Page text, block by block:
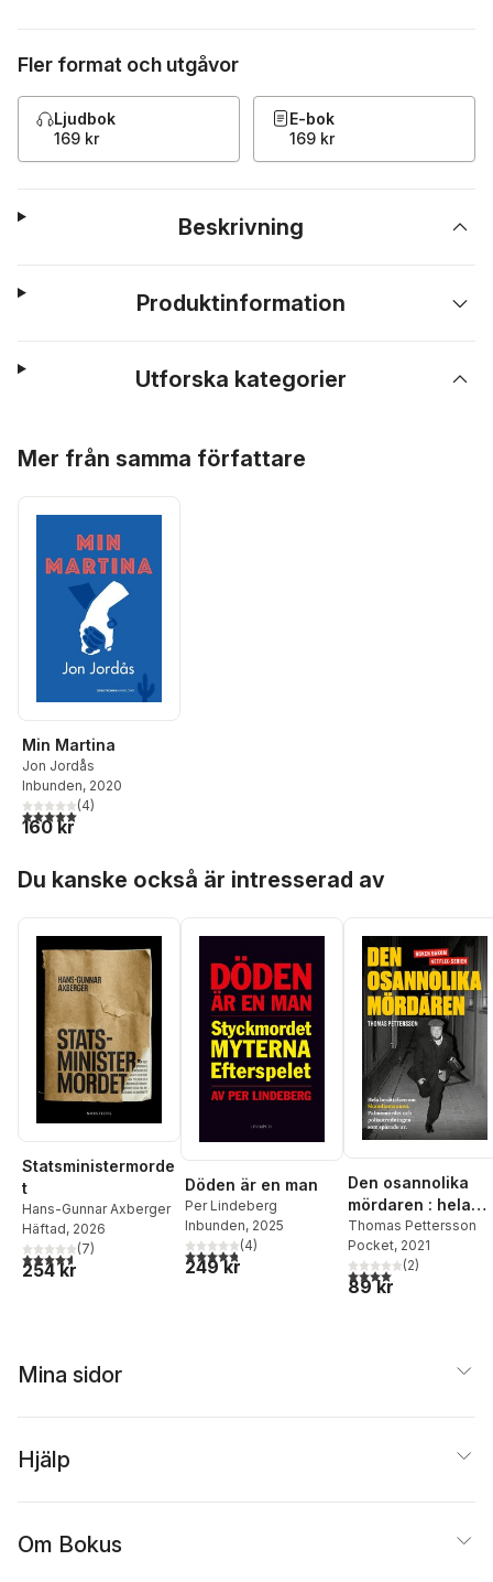
Fler format och utgåvor
Ljudbok
169 kr
E-bok
169 kr
Beskrivning
Produktinformation
Utforska kategorier
Mer från samma författare
Min Martina
Jon Jordås
Inbunden, 2020
5,0utav 5 stjärnor. Totalt antal röster:
(4)
160 kr
Du kanske också är intresserad av
Statsministermorde
t
Hans-Gunnar Axberger
Häftad, 2026
4,6utav 5 stjärnor. Totalt antal röster:
(7)
254 kr
Döden är en man
Per Lindeberg
Inbunden, 2025
4,8utav 5 stjärnor. Totalt antal röster:
(4)
249 kr
Den osannolika
mördaren : hela
berättelsen om
Skandiamannen,
Palmemordet och
polisutredningen
Thomas Pettersson
Pocket, 2021
4,0utav 5 stjärnor.
(2)
89 kr
Mina sidor
Hjälp
Om Bokus